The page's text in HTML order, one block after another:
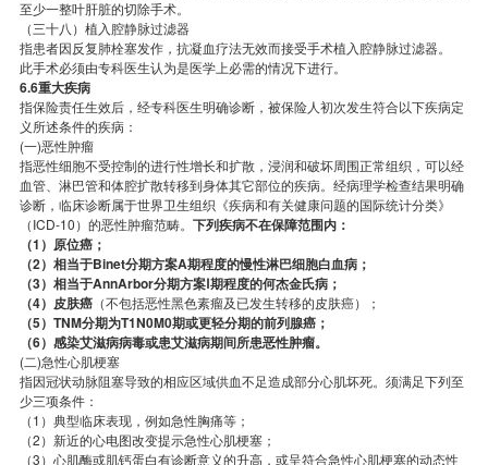
至少一整叶肝脏的切除手术。
（三十八）植入腔静脉过滤器
指患者因反复肺栓塞发作，抗凝血疗法无效而接受手术植入腔静脉过滤器。
此手术必须由专科医生认为是医学上必需的情况下进行。
6.6重大疾病
指保险责任生效后，经专科医生明确诊断，被保险人初次发生符合以下疾病定
义所述条件的疾病：
(一)恶性肿瘤
指恶性细胞不受控制的进行性增长和扩散，浸润和破坏周围正常组织，可以经
血管、淋巴管和体腔扩散转移到身体其它部位的疾病。经病理学检查结果明确
诊断，临床诊断属于世界卫生组织《疾病和有关健康问题的国际统计分类》
（ICD-10）的恶性肿瘤范畴。 下列疾病不在保障范围内：
（1）原位癌；
（2）相当于Binet分期方案A期程度的慢性淋巴细胞白血病；
（3）相当于AnnArbor分期方案Ⅰ期程度的何杰金氏病；
（4）皮肤癌（不包括恶性黑色素瘤及已发生转移的皮肤癌）；
（5）TNM分期为T1N0M0期或更轻分期的前列腺癌；
（6）感染艾滋病病毒或患艾滋病期间所患恶性肿瘤。
(二)急性心肌梗塞
指因冠状动脉阻塞导致的相应区域供血不足造成部分心肌坏死。须满足下列至
少三项条件：
（1）典型临床表现，例如急性胸痛等；
（2）新近的心电图改变提示急性心肌梗塞；
（3）心肌酶或肌钙蛋白有诊断意义的升高，或呈符合急性心肌梗塞的动态性